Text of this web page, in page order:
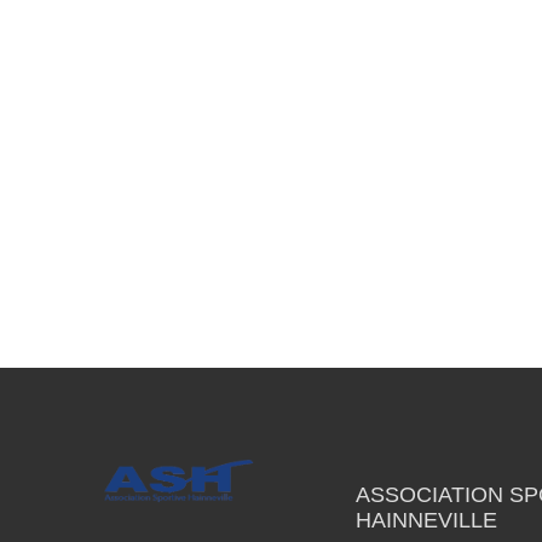
ASSOCIATION
HAINNEVILLE